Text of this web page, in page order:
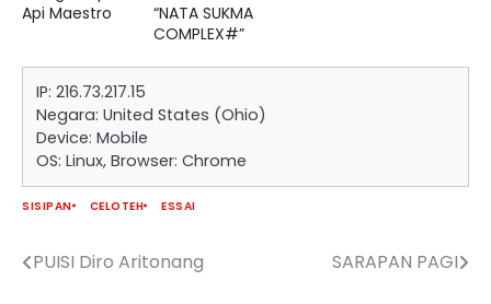
Api Maestro
“NATA SUKMA
COMPLEX#”
IP: 216.73.217.15
Negara: United States (Ohio)
Device: Mobile
OS: Linux, Browser: Chrome
SISIPAN CELOTEH ESSAI
Navigasi
PUISI Diro Aritonang SARAPAN PAGI